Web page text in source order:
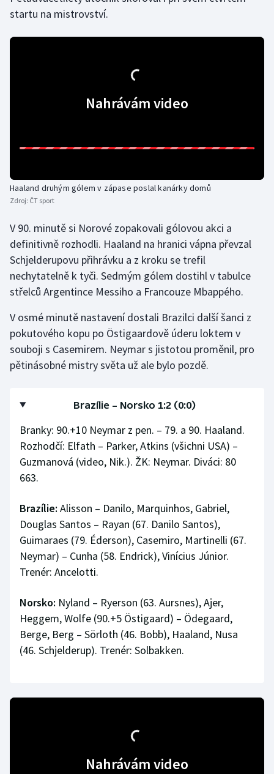
startu na mistrovství.
Nahrávám video
Haaland druhým gólem v zápase poslal kanárky domů
Zdroj: ČT sport
V 90. minutě si Norové zopakovali gólovou akci a
definitivně rozhodli. Haaland na hranici vápna převzal
Schjelderupovu přihrávku a z kroku se trefil
nechytatelně k tyči. Sedmým gólem dostihl v tabulce
střelců Argentince Messiho a Francouze Mbappého.
V osmé minutě nastavení dostali Brazilci další šanci z
pokutového kopu po Östigaardově úderu loktem v
souboji s Casemirem. Neymar s jistotou proměnil, pro
pětinásobné mistry světa už ale bylo pozdě.
Brazílie – Norsko 1:2 (0:0)
Branky: 90.+10 Neymar z pen. – 79. a 90. Haaland.
Rozhodčí: Elfath – Parker, Atkins (všichni USA) –
Guzmanová (video, Nik.). ŽK: Neymar. Diváci: 80
663.
Brazílie: Alisson – Danilo, Marquinhos, Gabriel,
Douglas Santos – Rayan (67. Danilo Santos),
Guimaraes (79. Éderson), Casemiro, Martinelli (67.
Neymar) – Cunha (58. Endrick), Vinícius Júnior.
Trenér: Ancelotti.
Norsko: Nyland – Ryerson (63. Aursnes), Ajer,
Heggem, Wolfe (90.+5 Östigaard) – Ödegaard,
Berge, Berg – Sörloth (46. Bobb), Haaland, Nusa
(46. Schjelderup). Trenér: Solbakken.
Nahrávám video